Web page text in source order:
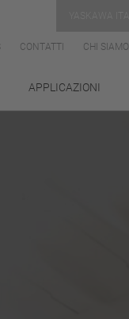
CONTATTI CHI SIAMO
APPLICAZIONI